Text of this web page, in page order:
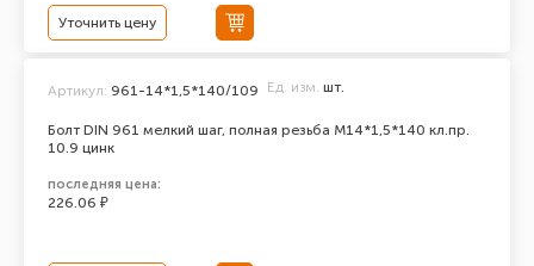
Уточнить цену
Болт DIN 961 мелкий шаг, полная резьба M14*1,5*140 кл.пр.
10.9 цинк
Артикул: 961-14*1,5*140/109 Ед. изм. шт.
последняя цена:
226.06 ₽